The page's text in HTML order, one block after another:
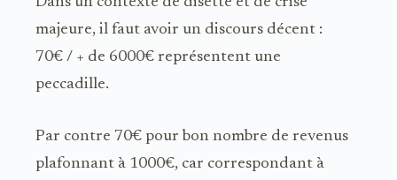
majeure, il faut avoir un discours décent :
70€ / + de 6000€ représentent une
peccadille.
Par contre 70€ pour bon nombre de revenus
plafonnant à 1000€, car correspondant à